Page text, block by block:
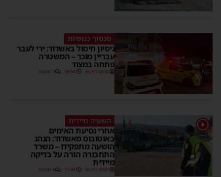
סכסוך כנופיות
ניסיון חיסול באשדוד: ירי לעבר
עבריין מוכר – המשטרה
פתחה במצוד
מנחם דויטש 06:54 1 תגובות
1 השעיה מיידית
אחרי נסיעת האימים
באוטובוס מאשדוד: הנהג
הושעה מתפקידו – משרד
התחבורה הורה על בדיקה
מיידית
מנחם דויטש 17:44 4 תגובות